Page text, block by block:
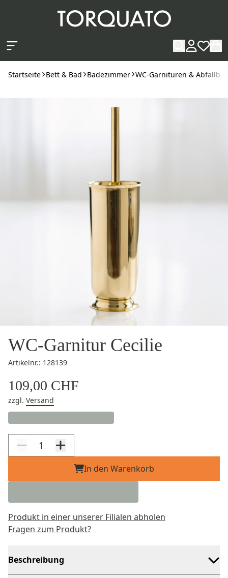
Startseite Bett & Bad Badezimmer WC-Garnituren &
WC-Garnitur Cecilie
Artikelnr.: 128139
109,00 CHF
zzgl. Versand
In den Warenkorb
Produkt in einer unserer Filialen abholen
Fragen zum Produkt?
Beschreibung